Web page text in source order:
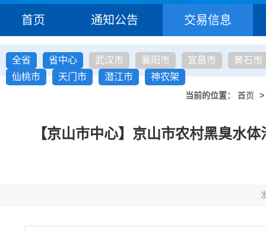
首页 通知公告 交易信息
全省 省中心 武汉市 襄阳市 宜昌市
黄石市
仙桃市
天门市 潜江市 神农架
当前的位置： 首页 >
【京山市中心】京山市农村黑臭水